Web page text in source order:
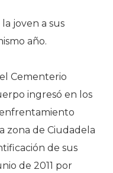
joven a sus
año.
Cementerio
ingresó en los
zona de Ciudadela
de sus
de 2011 por